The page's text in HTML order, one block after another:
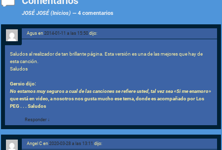
o
k
p
m l
JOSÉ JOSÉ (Inicios) — 4 comentarios
Agus en2014-01-11 a las 15:50 dijo:
Saludos al realizador de tan brillante página. Esta versión es una de las mejores que hay de
esta canción.
Saludos
Gersio dijo:
No estamos muy seguros a cual de las canciones se refiere usted, tal vez sea «Si me enamoro»
que está en video, a nosotros nos gusta mucho ese tema, donde es acompañado por Los
PEG . . . Saludos
Responder ↓
Angel C en2020-03-28 a las 13:11 dijo: